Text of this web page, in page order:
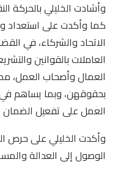
وأشادت الخليلي بالحركة
كما وأكدت على استعداد
الاتحاد والشركاء، في
العاملات بالقوانين
العمال وأصحاب العمل،
بحقوقهن، وبما يساهم في
العمل على تفعيل الضمان
وأكدت الخليلي على حرص
الوصول إلى العدالة